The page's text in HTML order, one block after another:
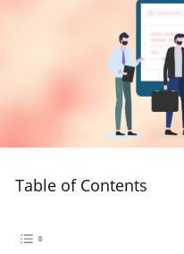
Table of Contents